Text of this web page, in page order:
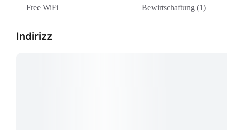
Free WiFi Bewirtschaftung (1)
Indirizz